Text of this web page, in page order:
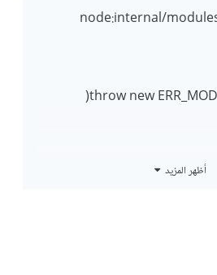
node:internal/
throw new
أظهر المزيد